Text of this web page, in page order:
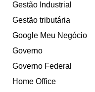
Gestão Industrial
Gestão tributária
Google Meu Negócio
Governo
Governo Federal
Home Office